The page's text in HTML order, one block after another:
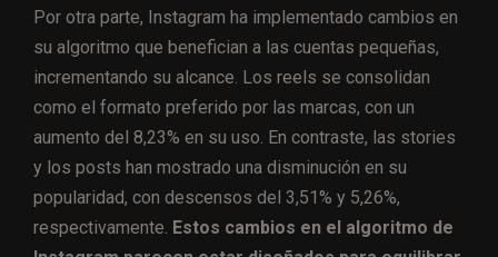
Por otra parte, Instagram ha implementado cambios en
su algoritmo que benefician a las cuentas pequeñas,
incrementando su alcance. Los reels se consolidan
como el formato preferido por las marcas, con un
aumento del 8,23% en su uso. En contraste, las stories
y los posts han mostrado una disminución en su
popularidad, con descensos del 3,51% y 5,26%,
respectivamente. Estos cambios en el algoritmo de